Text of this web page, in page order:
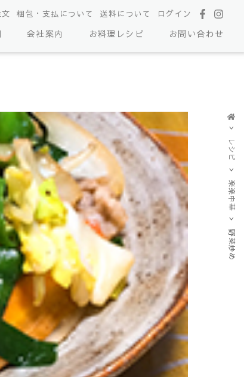
梱包・支払について 送料について ログイン
会社案内 お料理レシピ お問い合わせ
レシピ
楽楽中華
野菜炒め